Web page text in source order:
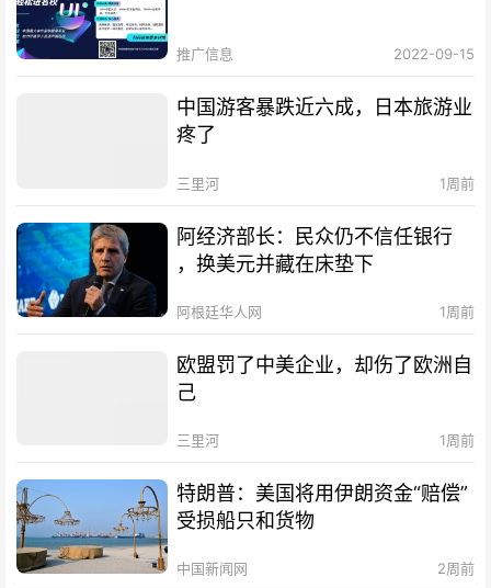
推广信息 2022-09-15
中国游客暴跌近六成，日本旅游业
疼了
三里河 1周前
阿经济部长：民众仍不信任银行
，换美元并藏在床垫下
阿根廷华人网 1周前
欧盟罚了中美企业，却伤了欧洲自
己
三里河 1周前
特朗普：美国将用伊朗资金“赔偿”
受损船只和货物
中国新闻网 2周前